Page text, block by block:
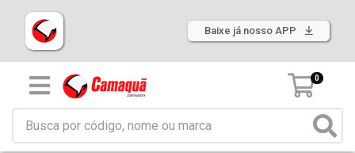
Baixe já nosso APP
0